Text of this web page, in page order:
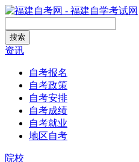
搜索
资讯
自考报名
自考政策
自考安排
自考成绩
自考就业
地区自考
院校